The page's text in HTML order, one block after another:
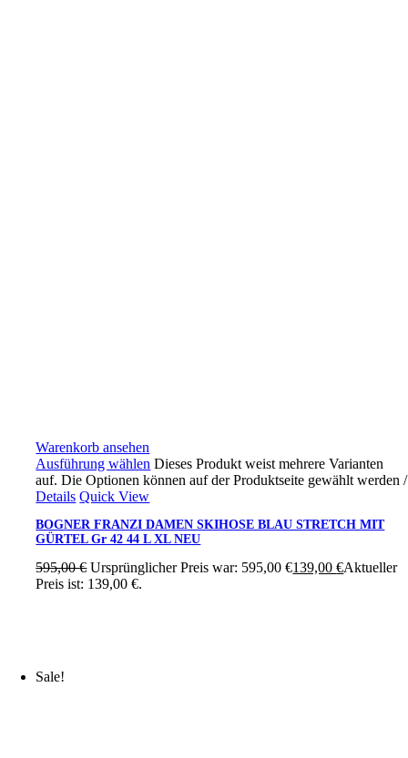
Warenkorb ansehen
Ausführung wählen Dieses Produkt weist mehrere Varianten
auf. Die Optionen können auf der Produktseite gewählt werden/
Details Quick View
BOGNER FRANZI DAMEN SKIHOSE BLAU STRETCH MIT
GÜRTEL Gr 42 44 L XL NEU
595,00€ Ursprünglicher Preis war: 595,00 €139,00€Aktueller
Preis ist: 139,00 €.
Sale!